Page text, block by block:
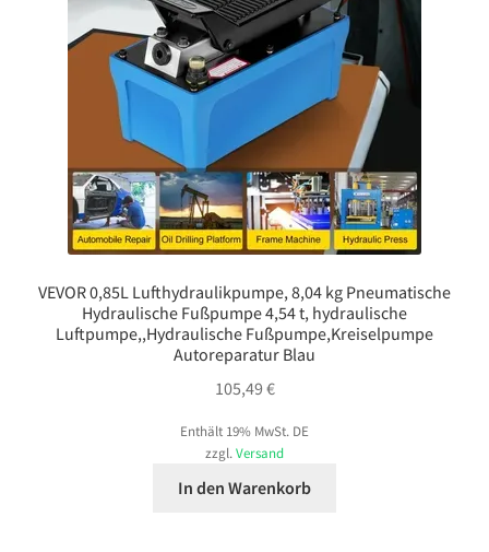
VEVOR 0,85L Lufthydraulikpumpe, 8,04 kg Pneumatische
Hydraulische Fußpumpe 4,54 t, hydraulische
Luftpumpe,,Hydraulische Fußpumpe,Kreiselpumpe
Autoreparatur Blau
105,49 €
Enthält 19% MwSt. DE
zzgl. Versand
In den Warenkorb